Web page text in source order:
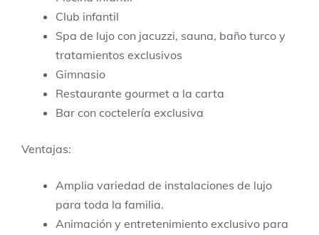
Club infantil
Spa de lujo con jacuzzi, sauna, baño turco y
tratamientos exclusivos
Gimnasio
Restaurante gourmet a la carta
Bar con coctelería exclusiva
Ventajas:
Amplia variedad de instalaciones de lujo
para toda la familia.
Animación y entretenimiento exclusivo para